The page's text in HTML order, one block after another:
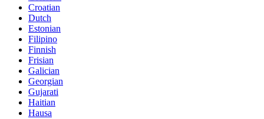
Croatian
Dutch
Estonian
Filipino
Finnish
Frisian
Galician
Georgian
Gujarati
Haitian
Hausa